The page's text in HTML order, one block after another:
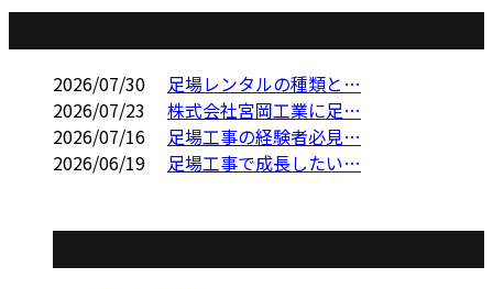
2026/07/30
足場レンタルの種類と…
2026/07/23
株式会社宮岡工業に足…
2026/07/16
足場工事の経験者必見…
2026/06/19
足場工事で成長したい…